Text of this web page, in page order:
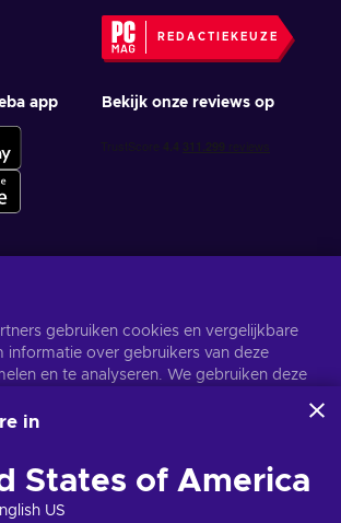
REDACTIEKEUZE
app Bekijk onze reviews op
gameaanbiedingen
Abonneer
moment afmelden. Bezoek dePrivacy
gebruiken cookies en vergelijkbare
informatie over gebruikers van deze
en te analyseren. We gebruiken deze
Uw persoonlijke gegevens kunnen ook
te klikken, geef je toestemming
deze technologieën door Eneba en haar
toestemming aanpassen door op
in
States of America
US